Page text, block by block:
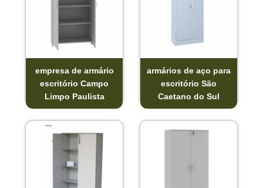
empresa de armário
escritório Campo
Limpo Paulista
armários de aço para
escritório São
Caetano do Sul